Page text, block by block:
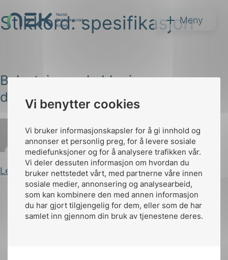
Vi benytter cookies
Vi bruker informasjonskapsler for å gi innhold og
annonser et personlig preg, for å levere sosiale
mediefunksjoner og for å analysere trafikken vår.
Vi deler dessuten informasjon om hvordan du
bruker nettstedet vårt, med partnerne våre innen
sosiale medier, annonsering og analysearbeid,
som kan kombinere den med annen informasjon
du har gjort tilgjengelig for dem, eller som de har
samlet inn gjennom din bruk av tjenestene deres.
Hopp
til
NEK Meny
Søk
Stikkord:spesifikasjon
Belastning av kabler i
distribusjonsnett
Iselin Dahl Publisert 15.09.2023
Les innlegg